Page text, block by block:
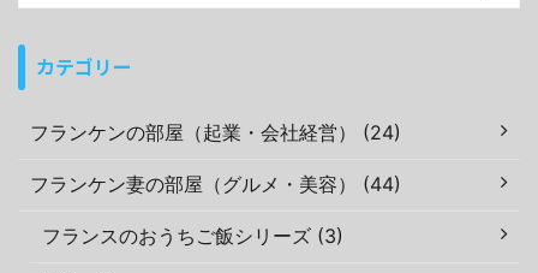
カテゴリー
フランケンの部屋（起業・会社経営） (24)
フランケン妻の部屋（グルメ・美容） (44)
フランスのおうちご飯シリーズ (3)